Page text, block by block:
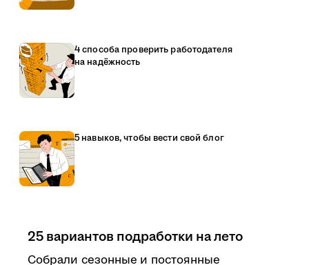
4 способа проверить работодателя
на надёжность
5 навыков, чтобы вести свой блог
25 вариантов подработки на лето
Собрали сезонные и постоянные